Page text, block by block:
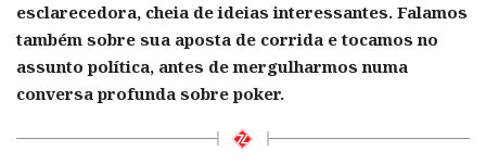
esclarecedora, cheia de ideias interessantes. Falamos
também sobre sua aposta de corrida e tocamos no
assunto política, antes de mergulharmos numa
conversa profunda sobre poker.